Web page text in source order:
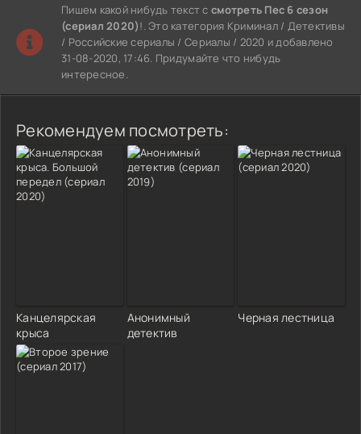
Пишем какой нибудь текст ссмотреть Пес 6 сезон
(сериал 2020)!. Это категория Криминал / Детективы
/ Российские сериалы / Сериалы / 2020 и добавлено
31-08-2020, 17:46. Придумайте что нибудь
интересное.
Рекомендуем посмотреть:
Канцелярская
крыса
Анонимный
детектив
Черная лестница